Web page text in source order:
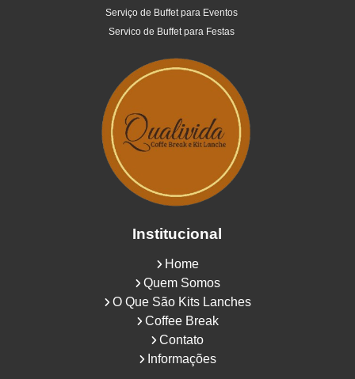
Serviço de Buffet para Eventos
Servico de Buffet para Festas
Institucional
Home
Quem Somos
O Que São Kits Lanches
Coffee Break
Contato
Informações